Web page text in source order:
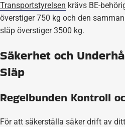
Transportstyrelsen krävs BE-
överstiger 750 kg och den
släp överstiger 3500 kg.
Säkerhet och
Släp
Regelbunden Kontroll
För att säkerställa säker drift av